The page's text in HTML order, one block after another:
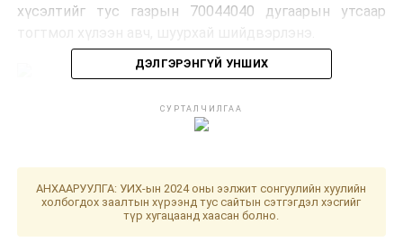
хүсэлтийг тус газрын 70044040 дугаарын утсаар
ДЭЛГЭРЭНГҮЙ УНШИХ
СУРТАЛЧИЛГАА
АНХААРУУЛГА: УИХ-ын 2024 оны ээлжит сонгуулийн хуулийн
холбогдох заалтын хүрээнд тус сайтын сэтгэгдэл хэсгийг
түр хугацаанд хаасан болно.